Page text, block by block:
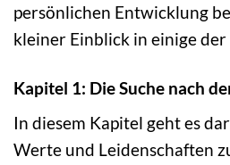
persönlichen Entwicklung
kleiner Einblick in einige
Kapitel 1: Die Suche nach
In diesem Kapitel geht es
Werte und Leidenschaften